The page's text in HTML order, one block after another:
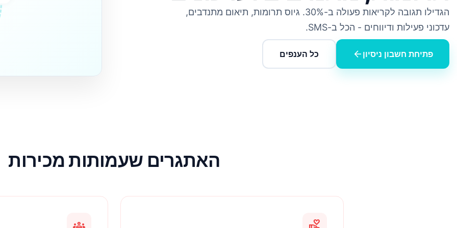
הגדילו תגובה לקריאות פעולה ב-30%. גיוס תרומות, תיאום מתנדבים,
עדכוני פעילות ודיווחים - הכל ב-SMS.
פתיחת חשבון ניסיון arrow_back כל הענפים
schedule
האתגרים שעמותות מכירות
volunteer_activism
groups